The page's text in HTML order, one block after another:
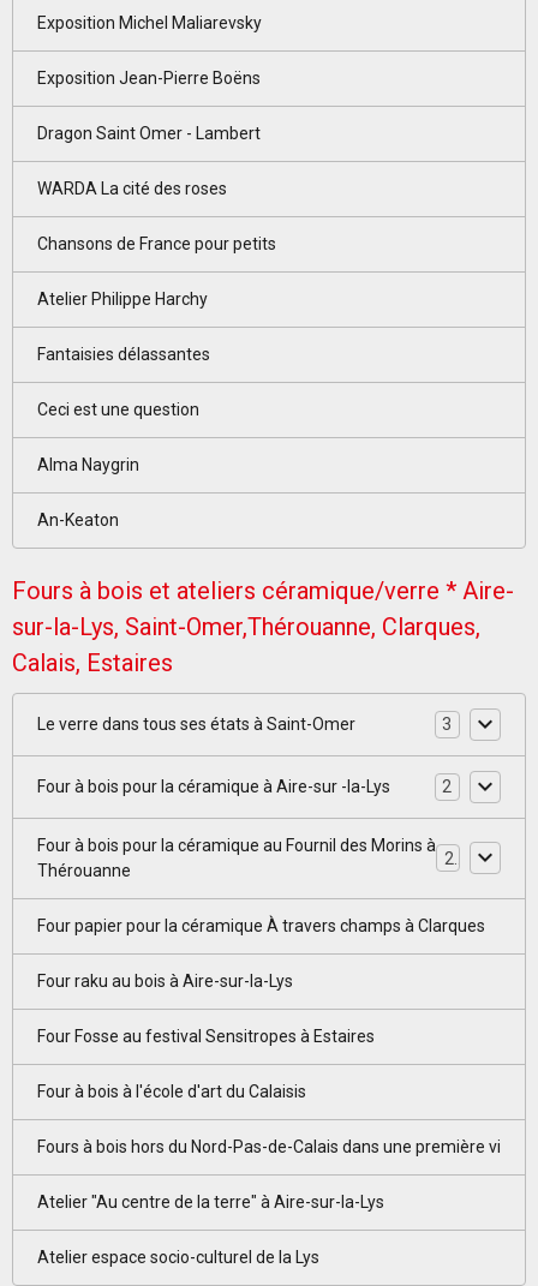
Exposition Michel Maliarevsky
Exposition Jean-Pierre Boëns
Dragon Saint Omer - Lambert
WARDA La cité des roses
Chansons de France pour petits
Atelier Philippe Harchy
Fantaisies délassantes
Ceci est une question
Alma Naygrin
An-Keaton
Fours à bois et ateliers céramique/verre * Aire-
sur-la-Lys, Saint-Omer,Thérouanne, Clarques,
Calais, Estaires
Le verre dans tous ses états à Saint-Omer 3
Four à bois pour la céramique à Aire-sur -la-Lys 2
Four à bois pour la céramique au Fournil des Morins à
Thérouanne
Four papier pour la céramique À travers champs à Clarques
Four raku au bois à Aire-sur-la-Lys
Four Fosse au festival Sensitropes à Estaires
Four à bois à l'école d'art du Calaisis
Fours à bois hors du Nord-Pas-de-Calais dans une première vi
Atelier "Au centre de la terre" à Aire-sur-la-Lys
Atelier espace socio-culturel de la Lys